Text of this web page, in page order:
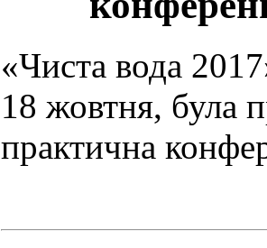
«Чиста вода
18 жовтня, була
практична